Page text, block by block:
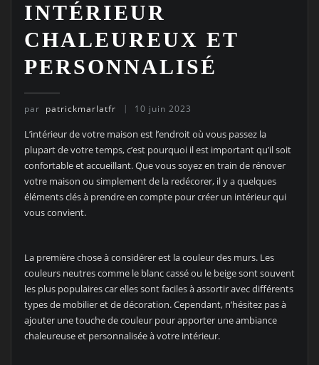
INTÉRIEUR
CHALEUREUX ET
PERSONNALISÉ
par patrickmarlatfr 10 juin 2023
L’intérieur de votre maison est l’endroit où vous passez la
plupart de votre temps, c’est pourquoi il est important qu’il soit
confortable et accueillant. Que vous soyez en train de rénover
votre maison ou simplement de la redécorer, il y a quelques
éléments clés à prendre en compte pour créer un intérieur qui
vous convient.
La première chose à considérer est la couleur des murs. Les
couleurs neutres comme le blanc cassé ou le beige sont souvent
les plus populaires car elles sont faciles à assortir avec différents
types de mobilier et de décoration. Cependant, n’hésitez pas à
ajouter une touche de couleur pour apporter une ambiance
chaleureuse et personnalisée à votre intérieur.